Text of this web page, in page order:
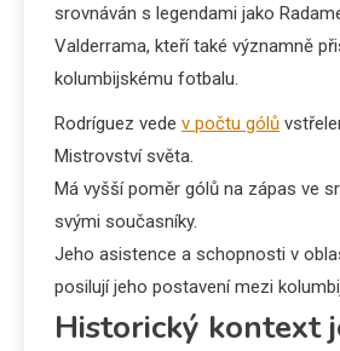
srovnáván s legendami jako
Valderrama, kteří také významně
kolumbijskému fotbalu.
Rodríguez vede v počtu gólů
Mistrovství světa.
Má vyšší poměr gólů na zápas ve
svými současníky.
Jeho asistence a schopnosti v
posilují jeho postavení mezi
Historický kontext